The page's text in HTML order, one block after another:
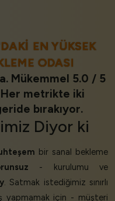
EN YÜKSEK
ODASI
Mükemmel 5.0 / 5
Her metrikte iki
bırakıyor.
Diyor ki
bir sanal bekleme
- kurulumu ve
. Satmak istediğimiz sınırlı
yapmamak için - müşteri